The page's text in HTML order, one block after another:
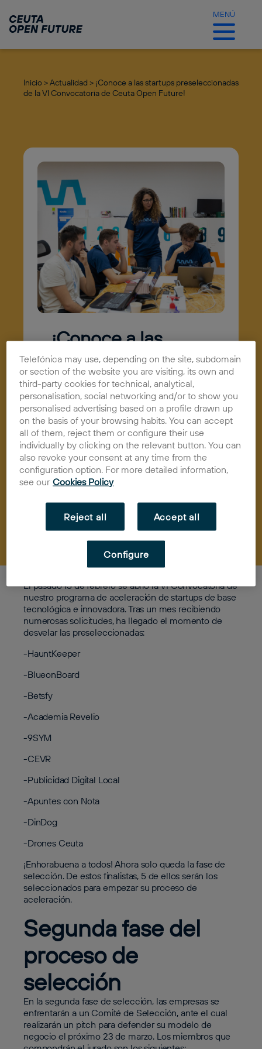
contenido
principal
MENÚ
Inicio >Actualidad > ¡Conoce a las startups preseleccionadas
de la VI Convocatoria de Ceuta Open Future!
¡Conoce a las
startups
preseleccionadas
de la VI
Convocatoria de
Ceuta Open
Future!
17/03/2023 Actualidad
El pasado 15 de febrero se abrió la VI Convocatoria de
nuestro programa de aceleración de startups de base
tecnológica e innovadora. Tras un mes recibiendo
numerosas solicitudes, ha llegado el momento de
desvelar las preseleccionadas:
-HauntKeeper
-BlueonBoard
-Betsfy
-Academia Revelio
-9SYM
-CEVR
-Publicidad Digital Local
-Apuntes con Nota
-DinDog
-Drones Ceuta
¡Enhorabuena a todos! Ahora solo queda la fase de
selección. De estos finalistas, 5 de ellos serán los
seleccionados para empezar su proceso de
aceleración.
Segunda fase del
proceso de
selección
En la segunda fase de selección, las empresas se
enfrentarán a un Comité de Selección, ante el cual
realizarán un pitch para defender su modelo de
negocio el próximo 23 de marzo. Los miembros que
Telefónica may use, depending on the site, subdomain
or section of the website you are visiting, its own and
third-party cookies for technical, analytical,
personalisation, social networking and/or to show you
personalised advertising based on a profile drawn up
on the basis of your browsing habits. You can accept
all of them, reject them or configure their use
individually by clicking on the relevant button. You can
also revoke your consent at any time from the
configuration option. For more detailed information,
see our Cookies Policy
Reject all Accept all
Configure